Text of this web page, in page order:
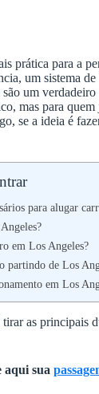
prática para a
um sistema
um
mas para
se a ideia é
para alugar
em Los Angeles?
partindo de Los
em Los
as principais
aqui sua